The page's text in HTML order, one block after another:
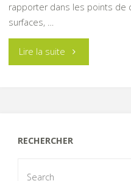
rapporter dans les points de
surfaces, …
Lire la suite"Recyclage
RECHERCHER